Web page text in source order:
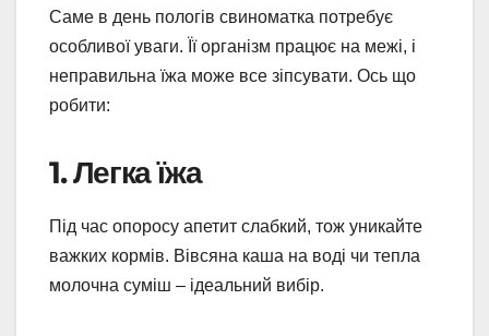
Саме в день пологів свиноматка потребує
особливої уваги. Її організм працює на межі, і
неправильна їжа може все зіпсувати. Ось що
робити:
1. Легка їжа
Під час опоросу апетит слабкий, тож уникайте
важких кормів. Вівсяна каша на воді чи тепла
молочна суміш – ідеальний вибір.